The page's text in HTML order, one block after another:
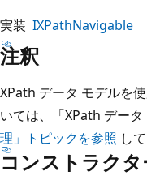
実装 IXPathNavigable
注釈
XPath データ モデルを
いては、「XPath データ
理」トピックを参照 し
コンストラクタ